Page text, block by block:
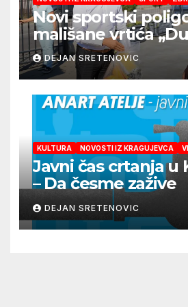
Novi sportski
mališane vrtića
DEJAN SRETENOVIC
KULTURA NOVOSTI IZ KRAGUJEVCA
Javni čas crtanja u
– Da česme zažive
DEJAN SRETENOVIC